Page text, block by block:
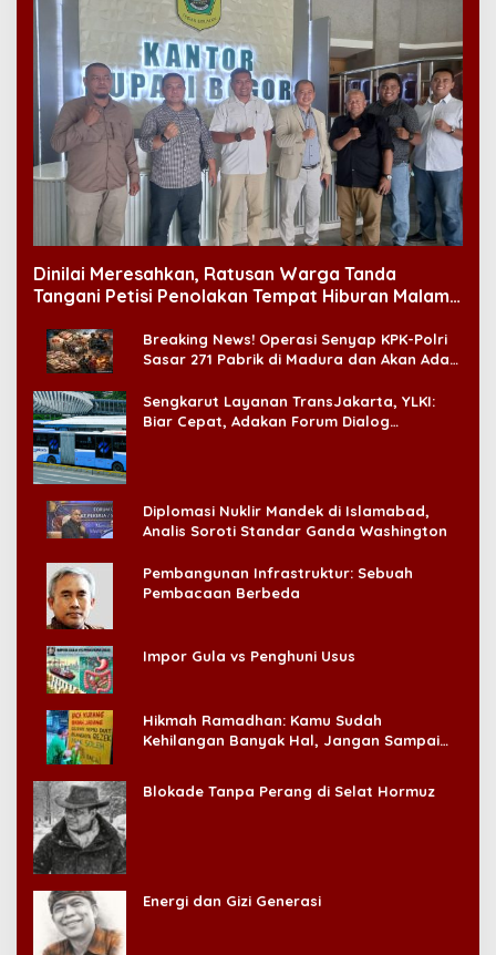
Dinilai Meresahkan, Ratusan Warga Tanda
Tangani Petisi Penolakan Tempat Hiburan Malam
Breaking News! Operasi Senyap KPK-Polri
Sasar 271 Pabrik di Madura dan Akan Ada
Sengkarut Layanan TransJakarta, YLKI:
Biar Cepat, Adakan Forum Dialog
Diplomasi Nuklir Mandek di Islamabad,
Analis Soroti Standar Ganda Washington
Pembangunan Infrastruktur: Sebuah
Pembacaan Berbeda
Impor Gula vs Penghuni Usus
Hikmah Ramadhan: Kamu Sudah
Kehilangan Banyak Hal, Jangan Sampai
Blokade Tanpa Perang di Selat Hormuz
Energi dan Gizi Generasi